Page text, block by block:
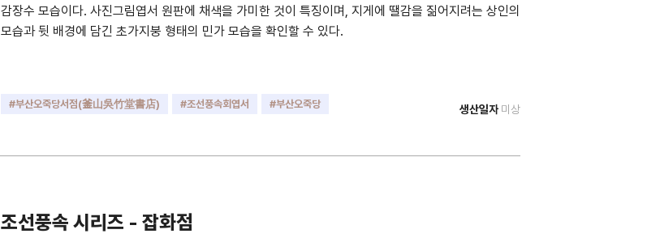
감장수 모습이다. 사진그림엽서 원판에 채색을 가미한 것이 특징이며, 지게에 땔감을 짊어지려는 상인의
모습과 뒷 배경에 담긴 초가지붕 형태의 민가 모습을 확인할 수 있다.
#부산오죽당서점(釜山吳竹堂書店) #조선풍속회엽서
#부산오죽당
생산일자 미상
조선풍속 시리즈 - 잡화점